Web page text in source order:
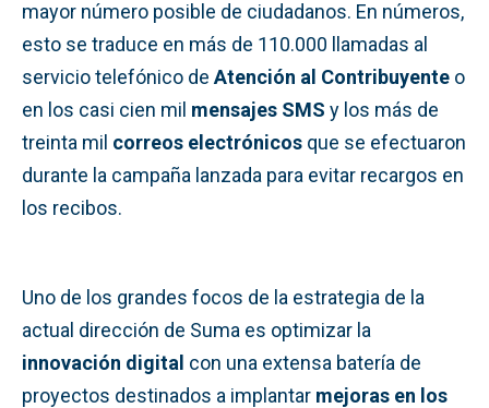
mayor número posible de ciudadanos. En números,
esto se traduce en más de 110.000 llamadas al
servicio telefónico de Atención al Contribuyente o
en los casi cien mil mensajes SMS y los más de
treinta mil correos electrónicos que se efectuaron
durante la campaña lanzada para evitar recargos en
los recibos.
Uno de los grandes focos de la estrategia de la
actual dirección de Suma es optimizar la
innovación digital con una extensa batería de
proyectos destinados a implantar mejoras en los